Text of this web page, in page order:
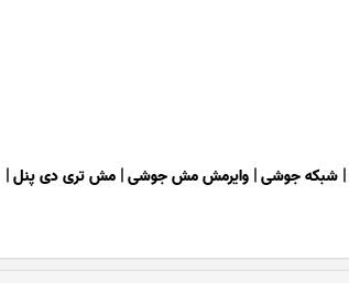
|شبکه جوشی|وایرمش مش جوشی|مش تری دی پنل|